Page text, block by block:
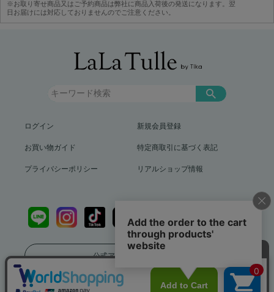
※お取り寄せ商品又はご予約商品は弊社に商品入荷後の発送になります。翌
日お届けには対応しておりませんのでご注意ください。
ログイン 新規会員登録
お買い物ガイド 特定商取引に基づく表記
プライバシーポリシー リアルショップ情報
公式アプリをダウンロード
送料799円（沖縄、離島を除く）12,000円以上で送料無料